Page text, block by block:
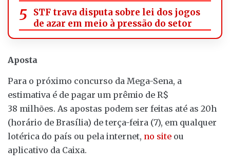
STF trava disputa sobre lei dos jogos
de azar em meio à pressão do setor
Aposta
Para o próximo concurso da Mega-Sena, a
estimativa é de pagar um prêmio de R$
38 milhões. As apostas podem ser feitas até as 20h
(horário de Brasília) de terça-feira (7), em qualquer
lotérica do país ou pela internet, no site ou
aplicativo da Caixa.